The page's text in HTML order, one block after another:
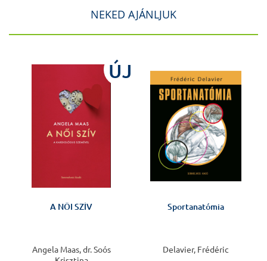
NEKED AJÁNLJUK
ÚJ
A NŐI SZÍV
Angela Maas, dr. Soós
Sportanatómia
Delavier, Frédéric